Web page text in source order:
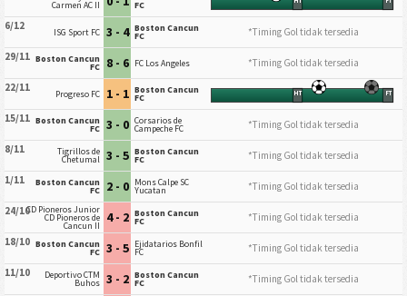
Carmen AC II FC
6/12 ISG Sport FC 3 - 4 Boston Cancun
FC
*Timing Gol tidak tersedia
29/11 Boston Cancun
FC 8 - 6 FC Los Angeles
*Timing Gol tidak tersedia
22/11
Progreso FC 1 - 1 Boston Cancun
FC HT FT
15/11 Boston Cancun
FC 3 - 0 Corsarios de
Campeche FC
*Timing Gol tidak tersedia
8/11
Tigrillos de
Chetumal 3 - 5 Boston Cancun
FC
*Timing Gol tidak tersedia
1/11
Boston Cancun
FC 2 - 0 Mons Calpe SC
Yucatan
*Timing Gol tidak tersedia
24/10CD Pioneros Junior
CD Pioneros de
Cancun II 4 - 2 Boston Cancun
FC
*Timing Gol tidak tersedia
18/10 Boston Cancun
FC 3 - 5 Ejidatarios Bonfil
FC
*Timing Gol tidak tersedia
11/10
Deportivo CTM
Buhos 3 - 2 Boston Cancun
FC
*Timing Gol tidak tersedia